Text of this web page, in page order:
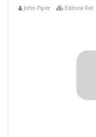
John Piper Editora Fiel